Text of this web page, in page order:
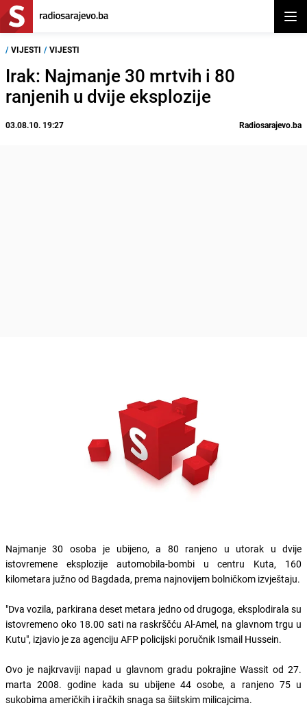
/ VIJESTI / VIJESTI
Irak: Najmanje 30 mrtvih i 80
ranjenih u dvije eksplozije
03.08.10. 19:27 Radiosarajevo.ba
Najmanje 30 osoba je ubijeno, a 80 ranjeno u utorak u dvije
istovremene eksplozije automobila-bombi u centru Kuta, 160
kilometara južno od Bagdada, prema najnovijem bolničkom izvještaju.
"Dva vozila, parkirana deset metara jedno od drugoga, eksplodirala su
istovremeno oko 18.00 sati na raskrščću Al-Amel, na glavnom trgu u
Kutu", izjavio je za agenciju AFP policijski poručnik Ismail Hussein.
Ovo je najkrvaviji napad u glavnom gradu pokrajine Wassit od 27.
marta 2008. godine kada su ubijene 44 osobe, a ranjeno 75 u
sukobima američkih i iračkih snaga sa šiitskim milicajcima.